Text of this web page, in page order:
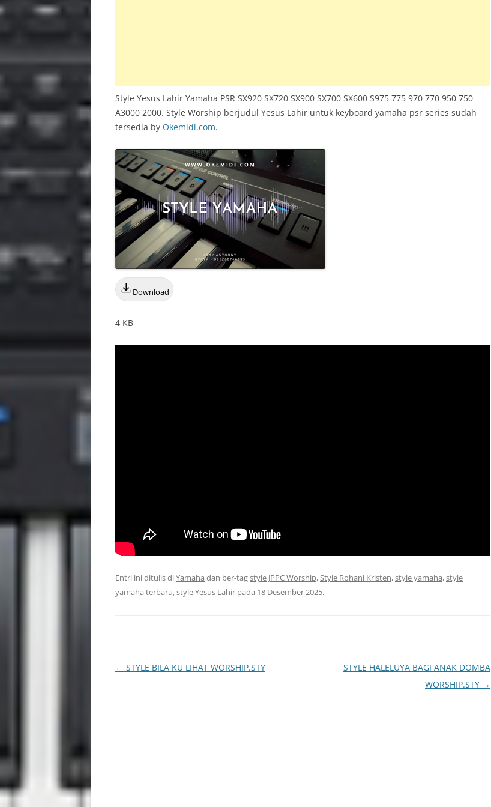
Style Yesus Lahir Yamaha PSR SX920 SX720 SX900 SX700 SX600 S975 775 970 770 950 750
A3000 2000. Style Worship berjudul Yesus Lahir untuk keyboard yamaha psr series sudah
tersedia by Okemidi.com.
Download
4 KB
Entri ini ditulis diYamaha dan ber-tagstyle JPPC Worship, Style Rohani Kristen,style yamaha,style
yamaha terbaru,style Yesus Lahir pada 18 Desember 2025.
Navigasi
← STYLE BILA KU LIHAT WORSHIP.STY
STYLE HALELUYA BAGI ANAK DOMBA
WORSHIP.STY →